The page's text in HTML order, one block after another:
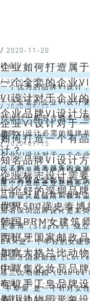
/ 2020-11-20
企业如何打造属
一个优秀的品牌VI设计
多的路人，进而把他们
告诉所有人：你是谁，
行业/2021-03-19
一个全套的企业
一个全套的企业VI设计
价格，需要根据企业的
理念等方面的束缚。价
/2020-09-17
VI设计对于企业
VI设计一般包含基本一
中，基本一部分一般包
志、规范字体样式、主
/2020-09-17
企业品牌VI设计
品牌VI设计必需的规律
是把vi设计的行为主体
多样形态要素遍布和组
/ 2020-09-17
企业VI设计对于
要？
企业VI设计对于一个企
已了解，越来越多的企
是因为对企业VI设计欠
/2020-09-16
如何打造一个有
计？
企业VI是企业传送自身
度，打造出企业在顾客
式，它关键运用VI设计
/2020-09-15
知名品牌VI设计
每个老牌企业都有这一
品牌时，都会刻意选择
名称，再结合企业VI设
/2020-08-12
企业标志设计需
品牌设计是品牌策略里
公司品牌设计分定义环
件环节，各自相匹配的
/2020-03-12
一个好的深圳品
知名深圳品牌设计是某
数，公司根据品牌策略
让顾客更高效率的选购
行业/2019-12-03
世界500强史泰博
史泰博（Staples）成
品零售公司，也是世界
美国马萨诸塞州弗雷明
品牌/2019-11-26
韩国BRM女建筑
BRM是一个年轻的女建
发了BRM的品牌标识，
会议的主题是“建立角
行业/2019-11-22
西班牙国家邮政
西班牙国家邮政（
的品牌，见证了西班牙
Correos已经升级为新
行业/2019-11-14
加拿大格兰比动
格兰比动物园（Zoo de
非盈利动物园，其使命
各个年龄段的不同客户
品牌/2019-11-13
中草集化妆品品
“中草集”是一个针对女
行业/2019-11-13
有机手工皂品牌
行业/2019-10-18
品牌设计/2019-10-16